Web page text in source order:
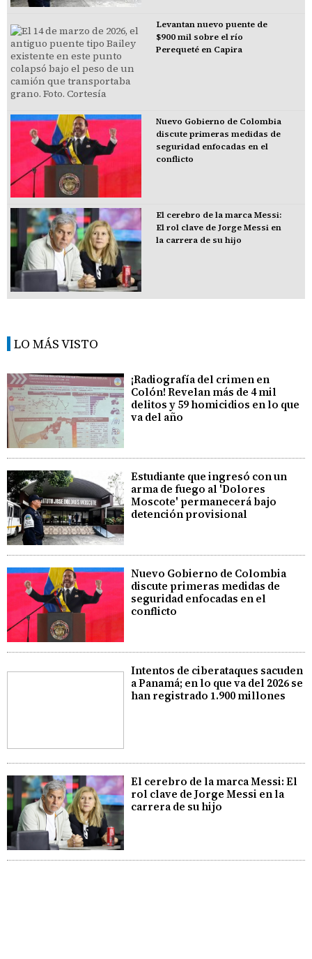
Levantan nuevo puente de
$900 mil sobre el río
Perequeté en Capira
Nuevo Gobierno de Colombia
discute primeras medidas de
seguridad enfocadas en el
conflicto
El cerebro de la marca Messi:
El rol clave de Jorge Messi en
la carrera de su hijo
LO MÁS VISTO
¡Radiografía del crimen en
Colón! Revelan más de 4 mil
delitos y 59 homicidios en lo que
va del año
Estudiante que ingresó con un
arma de fuego al 'Dolores
Moscote' permanecerá bajo
detención provisional
Nuevo Gobierno de Colombia
discute primeras medidas de
seguridad enfocadas en el
conflicto
Intentos de ciberataques sacuden
a Panamá; en lo que va del 2026 se
han registrado 1.900 millones
El cerebro de la marca Messi: El
rol clave de Jorge Messi en la
carrera de su hijo